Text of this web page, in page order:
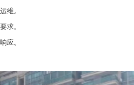
维。
求。
应。